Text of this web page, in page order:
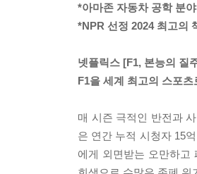
*아마존 자동차 공학 분
*NPR 선정 2024 최고의
넷플릭스 [F1, 본능의 질
F1을 세계 최고의 스포츠
매 시즌 극적인 반전과
은 연간 누적 시청자 15
에게 외면받는 오만하고